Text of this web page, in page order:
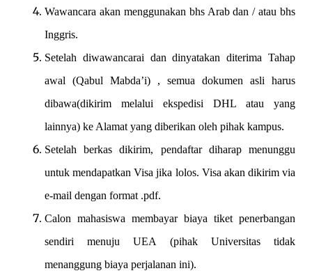
Wawancara akan menggunakan bhs Arab dan / atau bhs
Inggris.
Setelah diwawancarai dan dinyatakan diterima Tahap
awal (Qabul Mabda’i) , semua dokumen asli harus
dibawa(dikirim melalui ekspedisi DHL atau yang
lainnya) ke Alamat yang diberikan oleh pihak kampus.
Setelah berkas dikirim, pendaftar diharap menunggu
untuk mendapatkan Visa jika lolos. Visa akan dikirim via
e-mail dengan format .pdf.
Calon mahasiswa membayar biaya tiket penerbangan
sendiri menuju UEA (pihak Universitas tidak
menanggung biaya perjalanan ini).